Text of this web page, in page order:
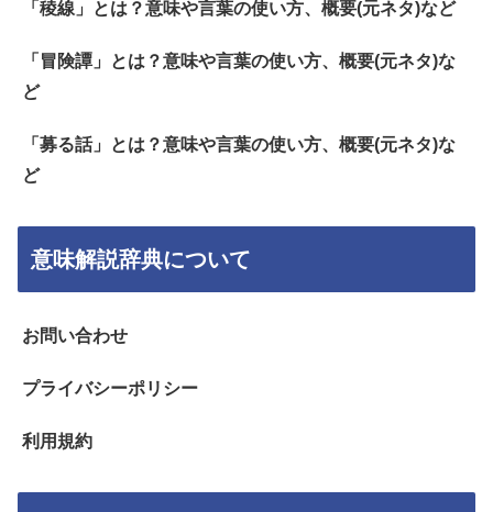
「稜線」とは？意味や言葉の使い方、概要(元ネタ)など
「冒険譚」とは？意味や言葉の使い方、概要(元ネタ)な
ど
「募る話」とは？意味や言葉の使い方、概要(元ネタ)な
ど
意味解説辞典について
お問い合わせ
プライバシーポリシー
利用規約